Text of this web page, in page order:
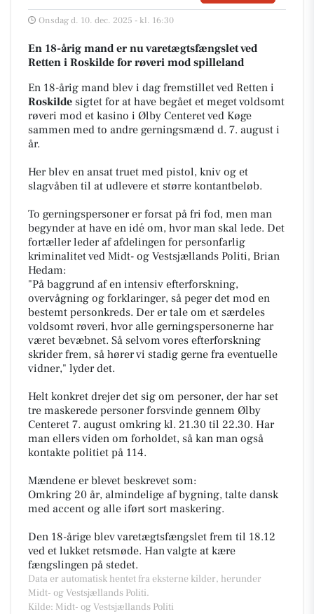
Onsdag d. 10. dec. 2025 - kl. 16:30
En 18-årig mand er nu varetægtsfængslet ved
Retten i Roskilde for røveri mod spilleland
En 18-årig mand blev i dag fremstillet ved Retten i
Roskilde sigtet for at have begået et meget voldsomt
røveri mod et kasino i Ølby Centeret ved Køge
sammen med to andre gerningsmænd d. 7. august i
år.
Her blev en ansat truet med pistol, kniv og et
slagvåben til at udlevere et større kontantbeløb.
To gerningspersoner er forsat på fri fod, men man
begynder at have en idé om, hvor man skal lede. Det
fortæller leder af afdelingen for personfarlig
kriminalitet ved Midt- og Vestsjællands Politi, Brian
Hedam:
"På baggrund af en intensiv efterforskning,
overvågning og forklaringer, så peger det mod en
bestemt personkreds. Der er tale om et særdeles
voldsomt røveri, hvor alle gerningspersonerne har
været bevæbnet. Så selvom vores efterforskning
skrider frem, så hører vi stadig gerne fra eventuelle
vidner," lyder det.
Helt konkret drejer det sig om personer, der har set
tre maskerede personer forsvinde gennem Ølby
Centeret 7. august omkring kl. 21.30 til 22.30. Har
man ellers viden om forholdet, så kan man også
kontakte politiet på 114.
Mændene er blevet beskrevet som:
Omkring 20 år, almindelige af bygning, talte dansk
med accent og alle iført sort maskering.
Den 18-årige blev varetægtsfængslet frem til 18.12
ved et lukket retsmøde. Han valgte at kære
fængslingen på stedet.
Data er automatisk hentet fra eksterne kilder, herunder
Midt- og Vestsjællands Politi.
Kilde: Midt- og Vestsjællands Politi